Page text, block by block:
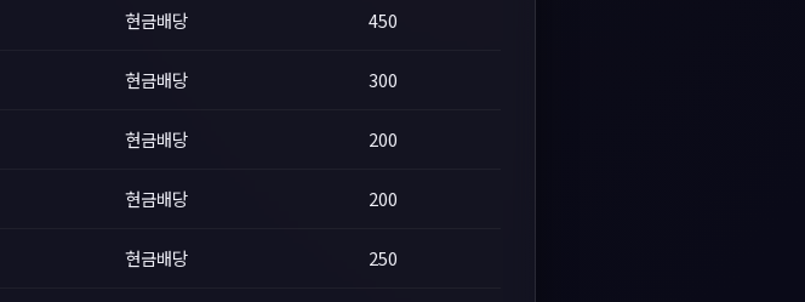
현금배당 450
현금배당 300
현금배당 200
현금배당 200
현금배당 250